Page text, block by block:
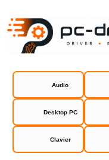
Audio
Desktop PC
Clavier